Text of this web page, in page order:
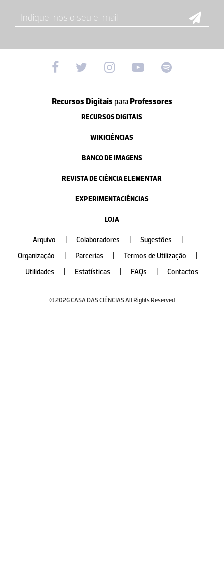
Recursos Digitais paraProfessores
RECURSOS DIGITAIS
WIKICIÊNCIAS
BANCO DE IMAGENS
REVISTA DE CIÊNCIA ELEMENTAR
EXPERIMENTACIÊNCIAS
LOJA
Arquivo Colaboradores Sugestões
Organização
Parcerias Termos de Utilização
Utilidades
Estatísticas FAQs Contactos
© 2026 CASA DAS CIÊNCIAS All Rights Reserved